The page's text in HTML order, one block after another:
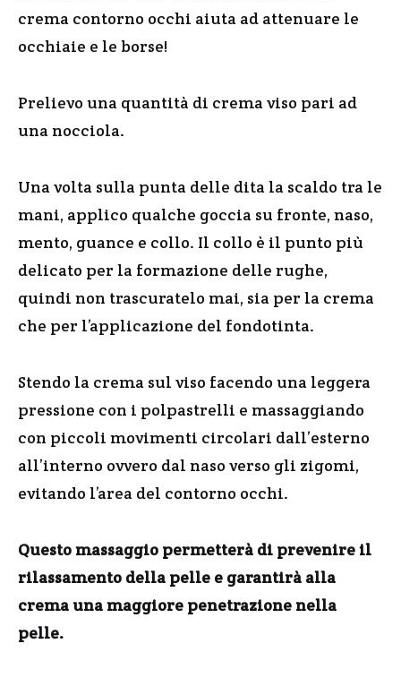
crema contorno occhi aiuta ad attenuare le
occhiaie e le borse!
Prelievo una quantità di crema viso pari ad
una nocciola.
Una volta sulla punta delle dita la scaldo tra le
mani, applico qualche goccia su fronte, naso,
mento, guance e collo. Il collo è il punto più
delicato per la formazione delle rughe,
quindi non trascuratelo mai, sia per la crema
che per l’applicazione del fondotinta.
Stendo la crema sul viso facendo una leggera
pressione con i polpastrelli e massaggiando
con piccoli movimenti circolari dall’esterno
all’interno ovvero dal naso verso gli zigomi,
evitando l’area del contorno occhi.
Questo massaggio permetterà di prevenire il
rilassamento della pelle e garantirà alla
crema una maggiore penetrazione nella
pelle.